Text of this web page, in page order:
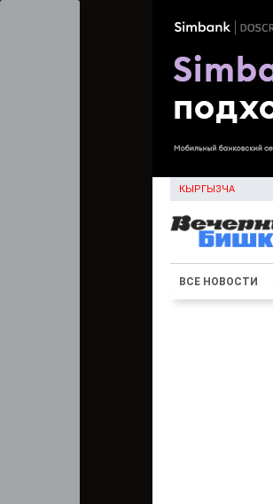
КЫРГЫЗЧА
ВСЕ НОВОСТИ